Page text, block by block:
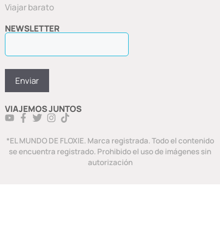
Viajar barato
NEWSLETTER
VIAJEMOS JUNTOS
*EL MUNDO DE FLOXIE. Marca registrada. Todo el contenido
se encuentra registrado. Prohibido el uso de imágenes sin
autorización